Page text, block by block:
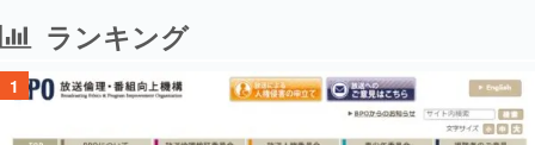
ランキング
1